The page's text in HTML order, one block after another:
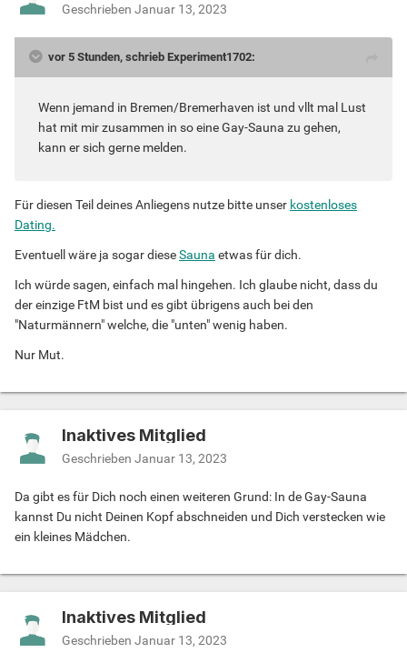
Geschrieben Januar 13, 2023
vor 5 Stunden, schrieb Experiment1702:
Wenn jemand in Bremen/Bremerhaven ist und vllt mal Lust
hat mit mir zusammen in so eine Gay-Sauna zu gehen,
kann er sich gerne melden.
Für diesen Teil deines Anliegens nutze bitte unser kostenloses
Dating.
Eventuell wäre ja sogar dieseSauna etwas für dich.
Ich würde sagen, einfach mal hingehen. Ich glaube nicht, dass du
der einzige FtM bist und es gibt übrigens auch bei den
"Naturmännern" welche, die "unten" wenig haben.
Nur Mut.
Inaktives Mitglied
Geschrieben Januar 13, 2023
Da gibt es für Dich noch einen weiteren Grund: In de Gay-Sauna
kannst Du nicht Deinen Kopf abschneiden und Dich verstecken wie
ein kleines Mädchen.
Inaktives Mitglied
Geschrieben Januar 13, 2023